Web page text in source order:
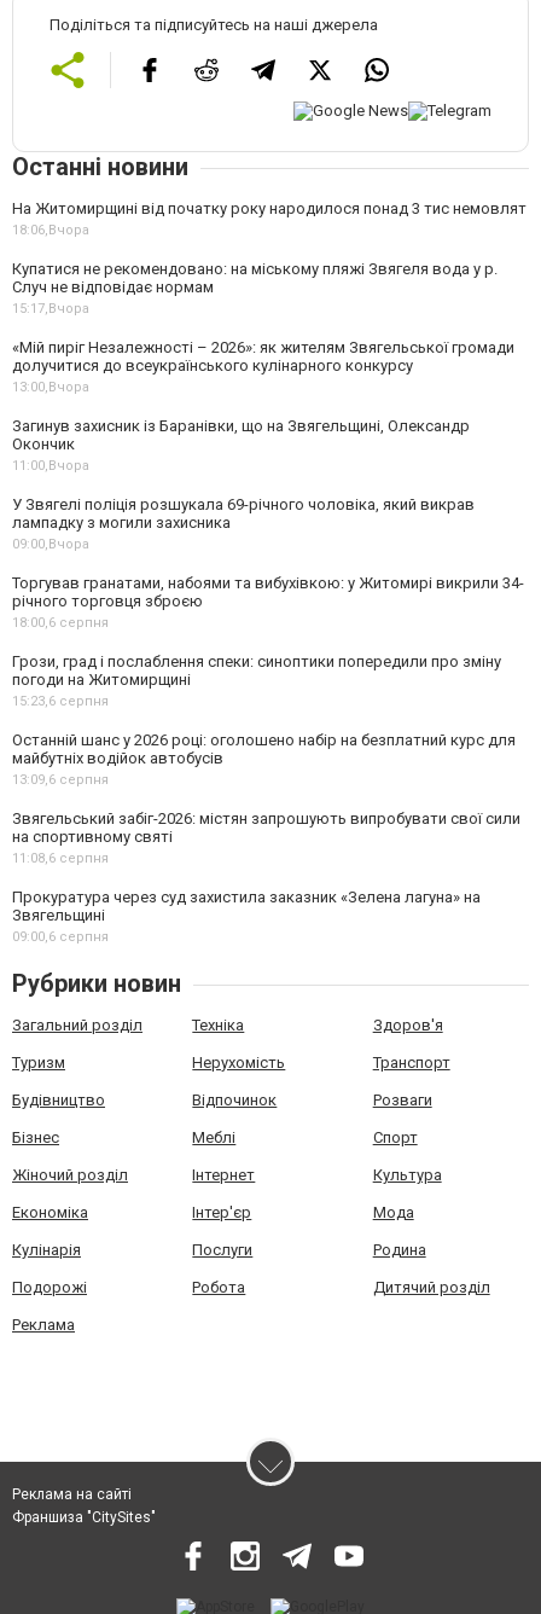
Поділіться та підписуйтесь на наші джерела
Останні новини
На Житомирщині від початку року народилося понад 3 тис немовлят
18:06,Вчора
Купатися не рекомендовано: на міському пляжі Звягеля вода у р.
Случ не відповідає нормам
15:17,Вчора
«Мій пиріг Незалежності – 2026»: як жителям Звягельської громади
долучитися до всеукраїнського кулінарного конкурсу
13:00,Вчора
Загинув захисник із Баранівки, що на Звягельщині, Олександр
Окончик
11:00,Вчора
У Звягелі поліція розшукала 69-річного чоловіка, який викрав
лампадку з могили захисника
09:00,Вчора
Торгував гранатами, набоями та вибухівкою: у Житомирі викрили 34-
річного торговця зброєю
18:00,6 серпня
Грози, град і послаблення спеки: синоптики попередили про зміну
погоди на Житомирщині
15:23,6 серпня
Останній шанс у 2026 році: оголошено набір на безплатний курс для
майбутніх водійок автобусів
13:09,6 серпня
Звягельський забіг-2026: містян запрошують випробувати свої сили
на спортивному святі
11:08,6 серпня
Прокуратура через суд захистила заказник «Зелена лагуна» на
Звягельщині
09:00,6 серпня
Рубрики новин
Загальний розділ Техніка Здоров'я
Туризм Нерухомість Транспорт
Будівництво Відпочинок Розваги
Бізнес Меблі Спорт
Жіночий розділ Інтернет Культура
Економіка Інтер'єр Мода
Кулінарія Послуги Родина
Подорожі Робота Дитячий розділ
Реклама
Реклама на сайті
Франшиза "CitySites"